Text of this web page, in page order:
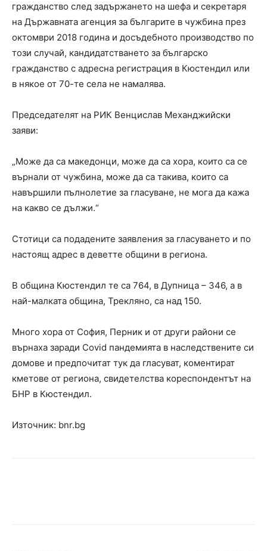
гражданство след задържането на шефа и секретаря
на Държавната агенция за българите в чужбина през
октомври 2018 година и досъдебното производство по
този случай, кандидатстването за българско
гражданство с адресна регистрация в Кюстендил или
в някое от 70-те села не намалява.
Председателят на РИК Венцислав Механджийски
заяви:
„Може да са македонци, може да са хора, които са се
върнали от чужбина, може да са такива, които са
навършили пълнолетие за гласуване, не мога да кажа
на какво се дължи.“
Стотици са подадените заявления за гласуването и по
настоящ адрес в деветте общини в региона.
В община Кюстендил те са 764, в Дупница – 346, а в
най-малката община, Трекляно, са над 150.
Много хора от София, Перник и от други райони се
върнаха заради Covid пандемията в наследствените си
домове и предпочитат тук да гласуват, коментират
кметове от региона, свидетелства кореспондентът на
БНР в Кюстендил.
Източник: bnr.bg